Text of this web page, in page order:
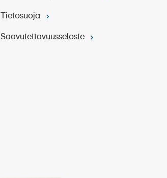
Tietosuoja
Saavutettavuusseloste